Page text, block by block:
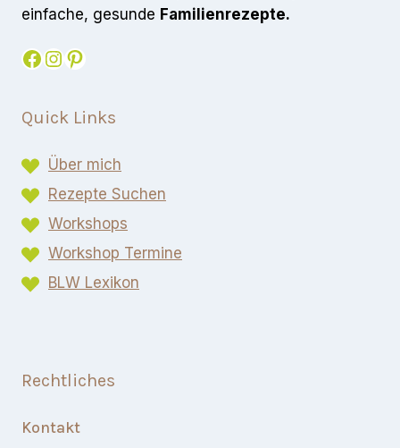
einfache, gesunde Familienrezepte.
Facebook
Instagram
Pinterest
Quick Links
Über mich
Rezepte Suchen
Workshops
Workshop Termine
BLW Lexikon​
Rechtliches
Kontakt